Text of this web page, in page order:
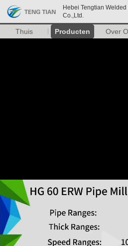
Hebei Tengtian
Co.,Ltd.
Thuis Producten Over